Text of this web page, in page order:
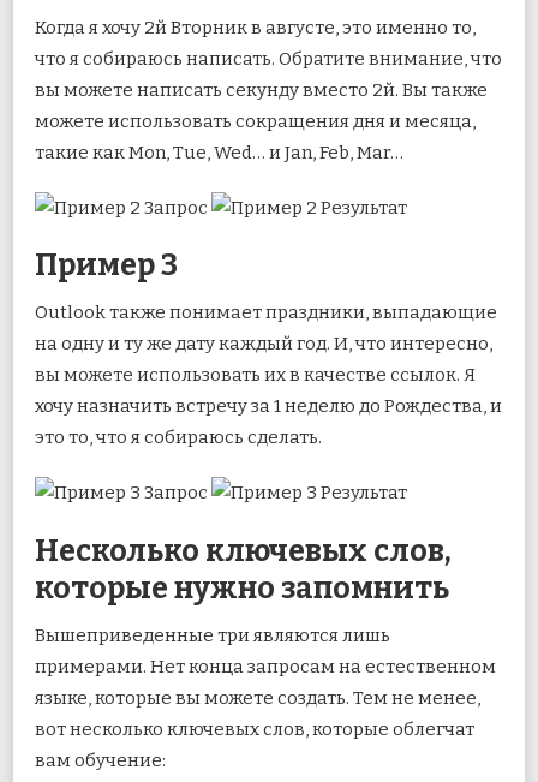
Когда я хочу 2й Вторник в августе, это именно то,
что я собираюсь написать. Обратите внимание, что
вы можете написать секунду вместо 2й. Вы также
можете использовать сокращения дня и месяца,
такие как Mon, Tue, Wed… и Jan, Feb, Mar…
Пример 3
Outlook также понимает праздники, выпадающие
на одну и ту же дату каждый год. И, что интересно,
вы можете использовать их в качестве ссылок. Я
хочу назначить встречу за 1 неделю до Рождества, и
это то, что я собираюсь сделать.
Несколько ключевых слов,
которые нужно запомнить
Вышеприведенные три являются лишь
примерами. Нет конца запросам на естественном
языке, которые вы можете создать. Тем не менее,
вот несколько ключевых слов, которые облегчат
вам обучение: